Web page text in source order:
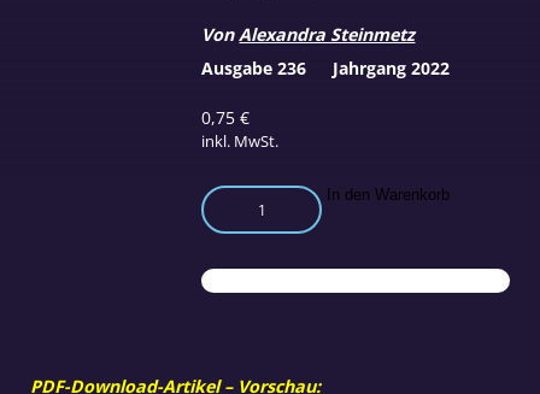
0,75€
inkl. MwSt.
VonAlexandra Steinmetz
Schutz
vor
'Schutz'
Menge
In den Warenkorb
Ausgabe 236 Jahrgang 2022
PDF-Download-Artikel – Vorschau: